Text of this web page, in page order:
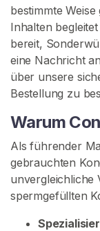
bestimmte
Inhalten
bereit,
eine Nachricht
über unsere
Bestellung zu
Warum
Als führender
gebrauchten
unvergleichliche
spermgefüllten
l
l
t
e
K
o
n
o
m
e